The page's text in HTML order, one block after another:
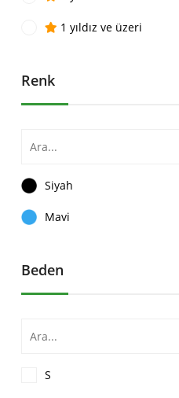
1 yıldız ve üzeri
Renk
Siyah
Mavi
Beden
S